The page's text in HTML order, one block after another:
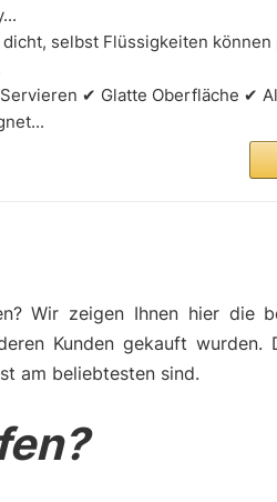
dicht, selbst Flüssigkeiten
✔ Glatte Oberfläche ✔
Wir zeigen Ihnen hier die
Kunden gekauft wurden.
am beliebtesten sind.